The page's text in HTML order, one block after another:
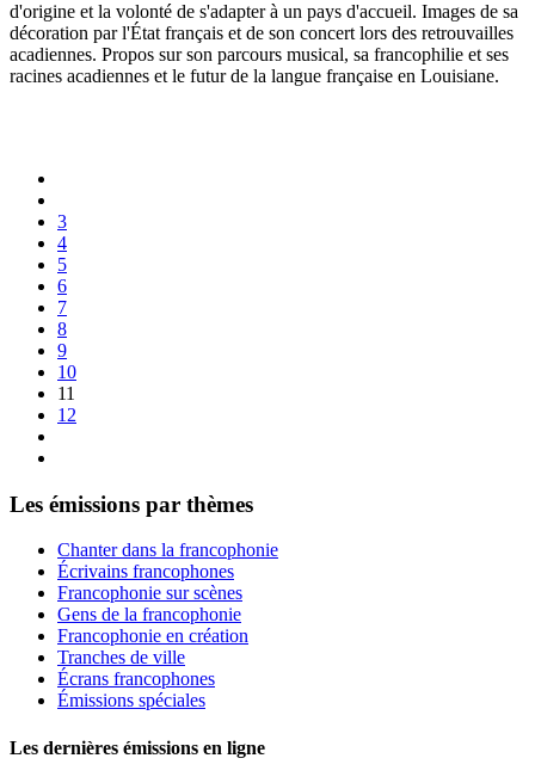
d'origine et la volonté de s'adapter à un pays d'accueil. Images de sa
décoration par l'État français et de son concert lors des retrouvailles
acadiennes. Propos sur son parcours musical, sa francophilie et ses
racines acadiennes et le futur de la langue française en Louisiane.
3
4
5
6
7
8
9
10
11
12
Les émissions par thèmes
Chanter dans la francophonie
Écrivains francophones
Francophonie sur scènes
Gens de la francophonie
Francophonie en création
Tranches de ville
Écrans francophones
Émissions spéciales
Les dernières émissions en ligne